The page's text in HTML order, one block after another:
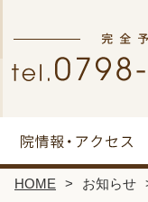
HOME お知らせ